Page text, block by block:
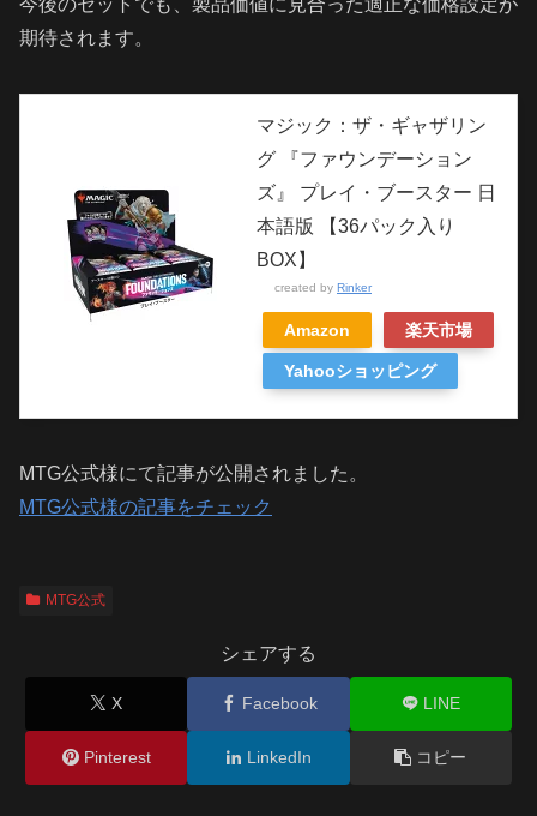
今後のセットでも、製品価値に見合った適正な価格設定が
期待されます。
マジック：ザ・ギャザリン
グ 『ファウンデーション
ズ』 プレイ・ブースター 日
本語版 【36パック入り
BOX】
created by Rinker
Amazon 楽天市場
Yahooショッピング
MTG公式様にて記事が公開されました。
MTG公式様の記事をチェック
MTG公式
シェアする
X Facebook LINE
Pinterest LinkedIn コピー